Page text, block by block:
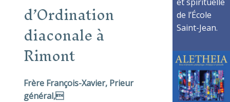
d’Ordination
diaconale à
Rimont
Frère François-Xavier, Prieur
général,
de l’École
Saint-Jean.